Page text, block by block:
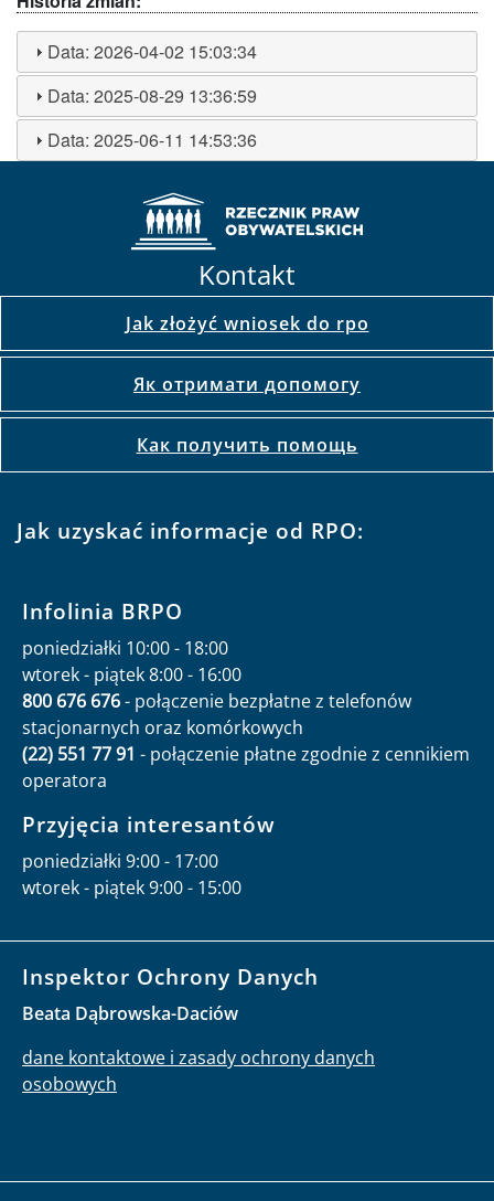
Data:2026-04-02 15:03:34
Data:2025-08-29 13:36:59
Data:2025-06-11 14:53:36
Kontakt
Jak złożyć wniosek do rpo
Як отримати допомогу
Как получить помощь
Jak uzyskać informacje od RPO:
Infolinia BRPO
poniedziałki 10:00 - 18:00
wtorek - piątek 8:00 - 16:00
800 676 676- połączenie bezpłatne z telefonów
stacjonarnych oraz komórkowych
(22) 551 77 91 - połączenie płatne zgodnie z cennikiem
operatora
Przyjęcia interesantów
poniedziałki 9:00 - 17:00
wtorek - piątek 9:00 - 15:00
Inspektor Ochrony Danych
Beata Dąbrowska-Daciów
dane kontaktowe i zasady ochrony danych
osobowych